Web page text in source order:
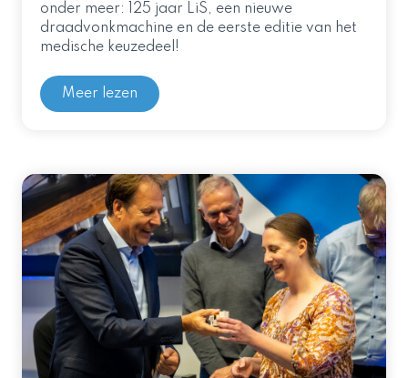
onder meer: 125 jaar LiS, een nieuwe
draadvonkmachine en de eerste editie van het
medische keuzedeel!
Meer lezen